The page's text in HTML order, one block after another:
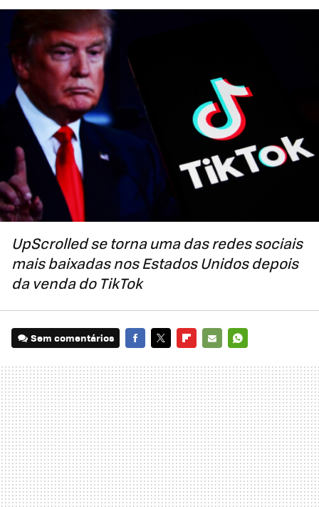
UpScrolled se torna uma das redes sociais
mais baixadas nos Estados Unidos depois
da venda do TikTok
Sem comentários
MAIL